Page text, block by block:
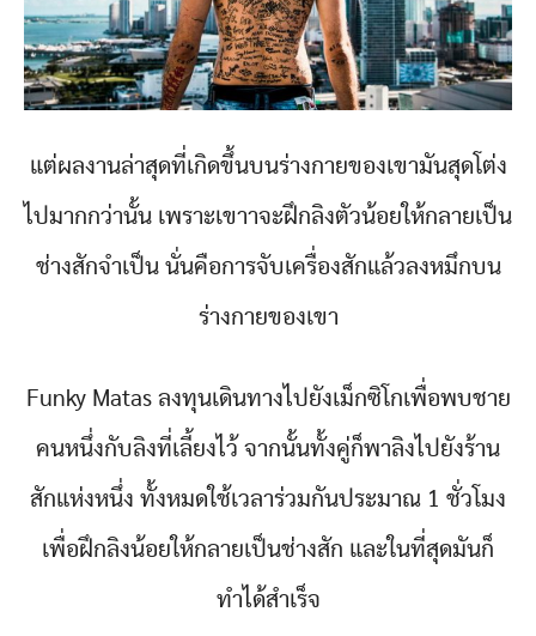
แต่ผลงานล่าสุดที่เกิดขึ้นบนร่างกายของเขามันสุดโต่ง
ไปมากกว่านั้น เพราะเขาาจะฝึกลิงตัวน้อยให้กลายเป็น
ช่างสักจำเป็น นั่นคือการจับเครื่องสักแล้วลงหมึกบน
ร่างกายของเขา
Funky Matas ลงทุนเดินทางไปยังเม็กซิโกเพื่อพบชาย
คนหนึ่งกับลิงที่เลี้ยงไว้ จากนั้นทั้งคู่ก็พาลิงไปยังร้าน
สักแห่งหนึ่ง ทั้งหมดใช้เวลาร่วมกันประมาณ 1 ชั่วโมง
เพื่อฝึกลิงน้อยให้กลายเป็นช่างสัก และในที่สุดมันก็
ทำได้สำเร็จ